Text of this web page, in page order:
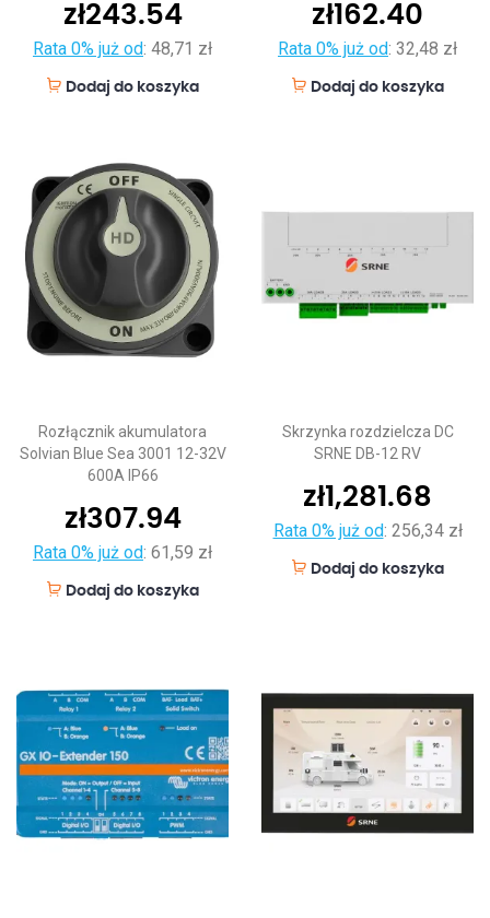
zł243.54
Rata 0% już od: 48,71 zł
Dodaj do koszyka
zł162.40
Rata 0% już od: 32,48 zł
Dodaj do koszyka
Rozłącznik akumulatora
Solvian Blue Sea 3001 12-32V
600A IP66
zł307.94
Rata 0% już od: 61,59 zł
Dodaj do koszyka
Skrzynka rozdzielcza DC
SRNE DB-12 RV
zł1,281.68
Rata 0% już od: 256,34 zł
Dodaj do koszyka